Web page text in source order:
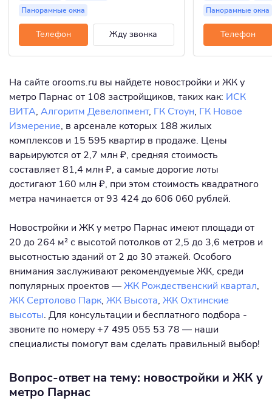
Панорамные окна
Телефон Жду звонка
Панорамные окна
Телефон
На сайте orooms.ru вы найдете новостройки и ЖК у
метро Парнас от 108 застройщиков, таких как: ИСК
ВИТА, Алгоритм Девелопмент, ГК Стоун, ГК Новое
Измерение, в арсенале которых 188 жилых
комплексов и 15 595 квартир в продаже. Цены
варьируются от 2,7 млн ₽, средняя стоимость
составляет 81,4 млн ₽, а самые дорогие лоты
достигают 160 млн ₽, при этом стоимость квадратного
метра начинается от 93 424 до 606 060 рублей.
Новостройки и ЖК у метро Парнас имеют площади от
20 до 264 м² с высотой потолков от 2,5 до 3,6 метров и
высотностью зданий от 2 до 30 этажей. Особого
внимания заслуживают рекомендуемые ЖК, среди
популярных проектов —ЖК Рождественский квартал,
ЖК Сертолово Парк, ЖК Высота, ЖК Охтинские
высоты. Для консультации и бесплатного подбора -
звоните по номеру +7 495 055 53 78 — наши
специалисты помогут вам сделать правильный выбор!
Вопрос-ответ на тему: новостройки и ЖК у
метро Парнас